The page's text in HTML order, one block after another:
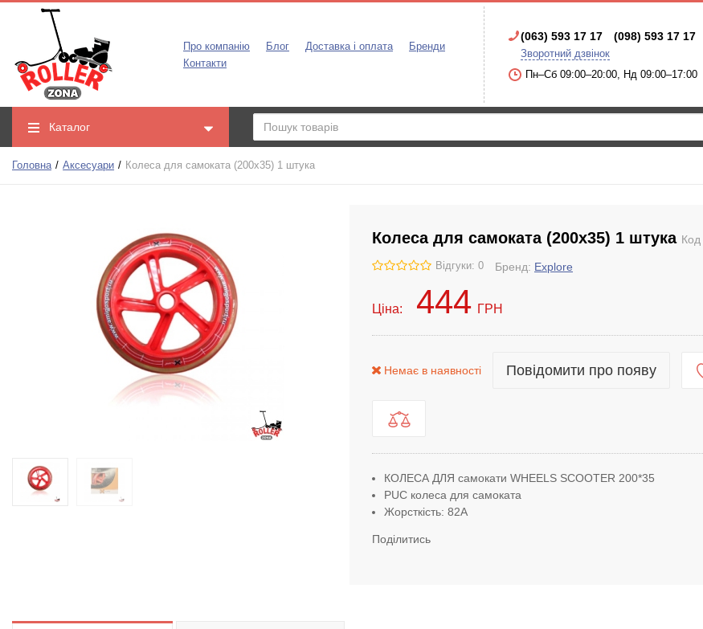
Про компанію Блог Доставка і оплата
Бренди
Контакти
(063) 593 17 17 (098) 593 17 17
Зворотний дзвінок
Пн–Сб 09:00–20:00, Нд 09:00–17:00
Каталог
Головна Аксесуари Колеса для самоката (200x35) 1 штука
Колеса для самоката (200x35) 1 штука Код
Відгуки: 0 Бренд: Explore
Ціна: 444 ГРН
Немає в наявності Повідомити про появу
КОЛЕСА ДЛЯ самокати WHEELS SCOOTER 200*35
PUC колеса для самоката
Жорсткість: 82А
Поділитись